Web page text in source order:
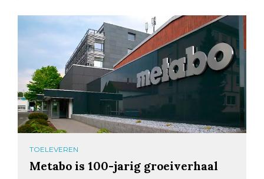
TOELEVEREN
Metabo is 100-jarig groeiverhaal